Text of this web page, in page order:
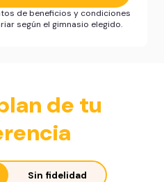
de beneficios y condiciones
según el gimnasio elegido.
de tu
Sin fidelidad